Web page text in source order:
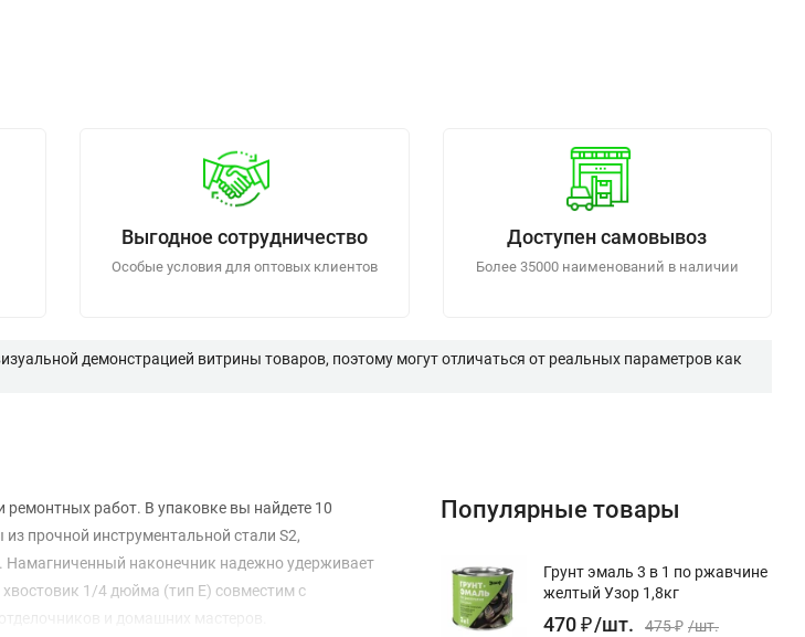
Выгодное сотрудничество
Особые условия для оптовых клиентов
Доступен самовывоз
Более 35000 наименований в наличии
демонстрацией витрины товаров, поэтому могут отличаться от реальных параметров как
работ. В упаковке вы найдете 10
прочной инструментальной стали S2,
Намагниченный наконечник надежно удерживает
1/4 дюйма (тип E) совместим с
и домашних мастеров.
Популярные товары
Грунт эмаль 3 в 1 по ржавчине
желтый Узор 1,8кг
470₽/шт. 475₽ /шт.